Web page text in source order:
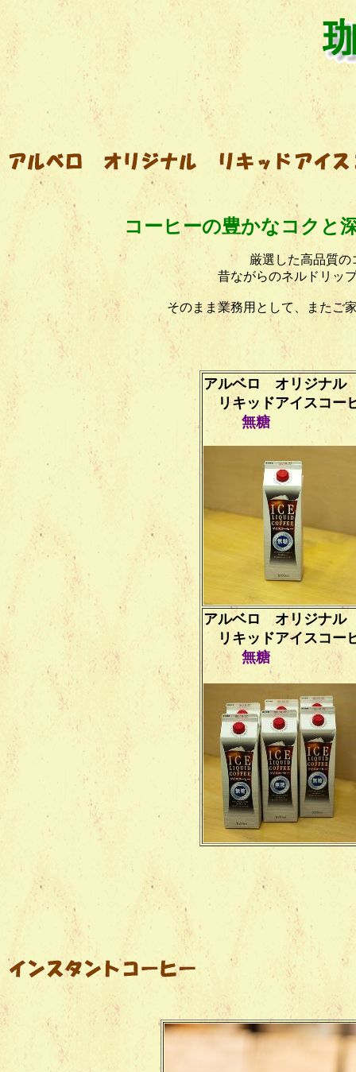
コーヒーの豊かなコクと
厳選した高品質
昔ながらのネルドリッ
そのまま業務用として、またご
アルベロ オリジナル
リキッドアイスコー
無糖
アルベロ オリジナル
リキッドアイスコー
無糖